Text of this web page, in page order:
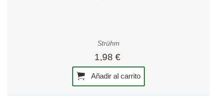
Strühm
1,98 €
Añadir al carrito